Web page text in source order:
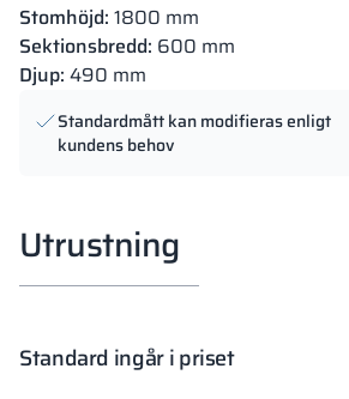
Stomhöjd: 1800 mm
Sektionsbredd: 600 mm
Djup: 490 mm
Standardmått kan modifieras enligt
kundens behov
Utrustning
Standard ingår i priset